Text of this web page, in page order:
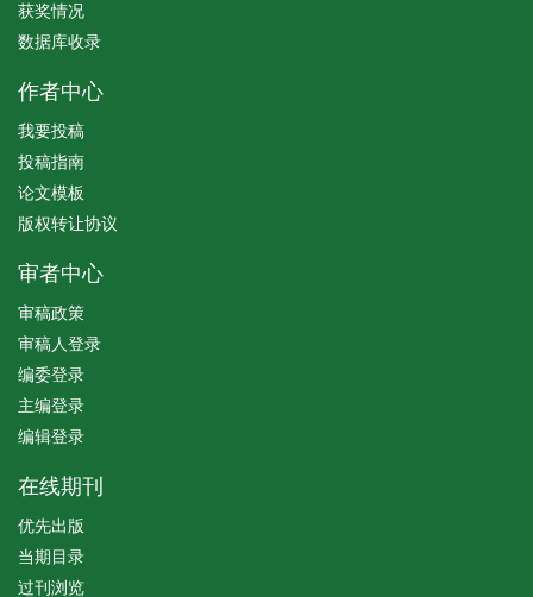
获奖情况
数据库收录
作者中心
我要投稿
投稿指南
论文模板
版权转让协议
审者中心
审稿政策
审稿人登录
编委登录
主编登录
编辑登录
在线期刊
优先出版
当期目录
过刊浏览